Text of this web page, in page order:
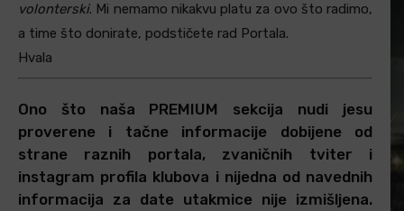
volonterski. Mi nemamo nikakvu platu za ovo što radimo,
a time što donirate, podstičete rad Portala.
Hvala
Ono što naša PREMIUM sekcija nudi jesu
proverene i tačne informacije dobijene od
strane raznih portala, zvaničnih tviter i
instagram profila klubova i nijedna od navednih
informacija za date utakmice nije izmišljena.